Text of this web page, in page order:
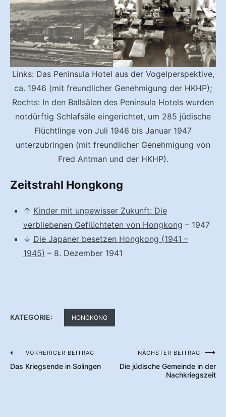
Links: Das Peninsula Hotel aus der Vogelperspektive,
ca. 1946 (mit freundlicher Genehmigung der HKHP);
Rechts: In den Ballsälen des Peninsula Hotels wurden
notdürftig Schlafsäle eingerichtet, um 285 jüdische
Flüchtlinge von Juli 1946 bis Januar 1947
unterzubringen (mit freundlicher Genehmigung von
Fred Antman und der HKHP).
Zeitstrahl Hongkong
↑ Kinder mit ungewisser Zukunft: Die
verbliebenen Geflüchteten von Hongkong – 1947
↓ Die Japaner besetzen Hongkong (1941 –
1945) – 8. Dezember 1941
KATEGORIE: HONGKONG
Beitragsnavigation
VORHERIGER BEITRAG
Das Kriegsende in Solingen
NÄCHSTER BEITRAG
Die jüdische Gemeinde in der
Nachkriegszeit